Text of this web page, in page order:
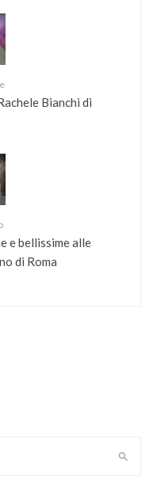
Bianchi di
e bellissime alle
di Roma